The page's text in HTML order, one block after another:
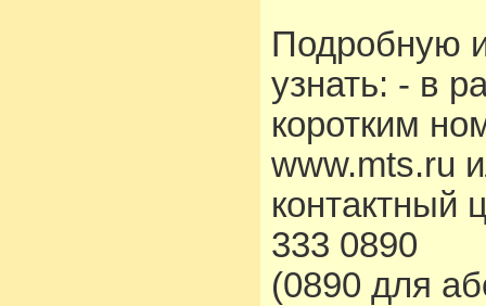
Подробную
узнать: - в
коротким
www.mts.ru
контактный
333 0890
(0890 для